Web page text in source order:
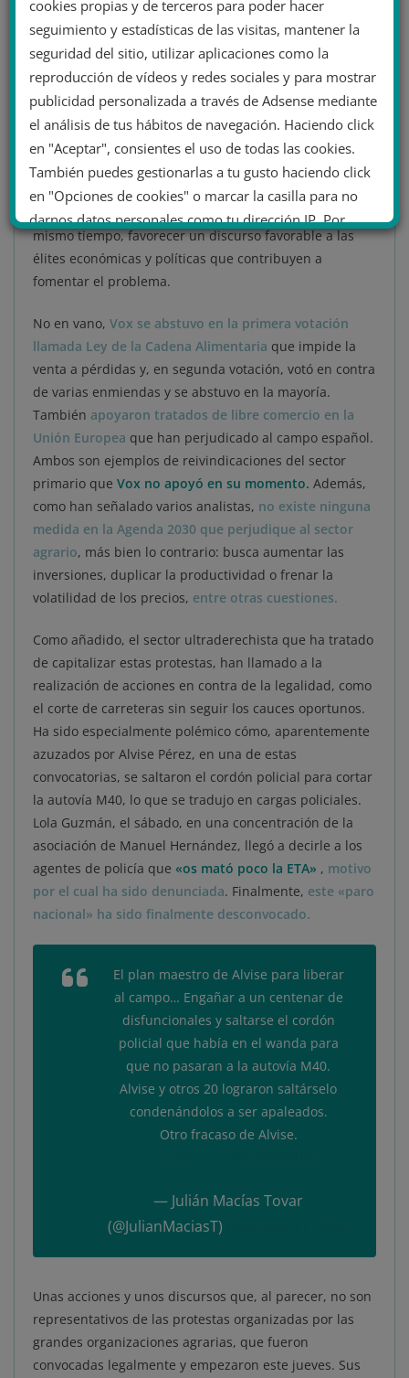
ideológicos, discursos contra la UE, incluso algunos
símbolos franquistas, apoyándose en teorías
pseudocientíficas y en la conspiración y apuntando en
la dirección equivocada.
Cuentas que han incluido al propio líder de Vox,
Santiago Abascal, a organizaciones afines comoel
sindicato Solidaridado al colectivo juvenilRevuelta,así
como a otros cargos menores que buscan, en plena
caída en los sondeos, de capitalizar el voto rural y, al
mismo tiempo, favorecer un discurso favorable a las
élites económicas y políticas que contribuyen a
fomentar el problema.
No en vano, Vox se abstuvo en la primera votación
llamada Ley de la Cadena Alimentaria que impide la
venta a pérdidas y, en segunda votación, votó en contra
de varias enmiendas y se abstuvo en la mayoría.
También apoyaron tratados de libre comercio en la
Unión Europea que han perjudicado al campo español.
Ambos son ejemplos de reivindicaciones del sector
primario que Vox no apoyó en su momento. Además,
como han señalado varios analistas, no existe ninguna
medida en la Agenda 2030 que perjudique al sector
agrario, más bien lo contrario: busca aumentar las
inversiones, duplicar la productividad o frenar la
volatilidad de los precios, entre otras cuestiones.
Como añadido, el sector ultraderechista que ha tratado
de capitalizar estas protestas, han llamado a la
realización de acciones en contra de la legalidad, como
el corte de carreteras sin seguir los cauces oportunos.
Ha sido especialmente polémico cómo, aparentemente
azuzados por Alvise Pérez, en una de estas
convocatorias, se saltaron el cordón policial para cortar
la autovía M40, lo que se tradujo en cargas policiales.
Lola Guzmán, el sábado, en una concentración de la
asociación de Manuel Hernández, llegó a decirle a los
agentes de policía que «os mató poco la ETA» , motivo
por el cual ha sido denunciada. Finalmente, este «paro
nacional» ha sido finalmente desconvocado.
El plan maestro de Alvise para liberar
al campo… Engañar a un centenar de
disfuncionales y saltarse el cordón
policial que había en el wanda para
que no pasaran a la autovía M40.
Alvise y otros 20 lograron saltárselo
condenándolos a ser apaleados.
Otro fracaso de Alvise.
— Julián Macías Tovar
(@JulianMaciasT)
Unas acciones y unos discursos que, al parecer, no son
representativos de las protestas organizadas por las
grandes organizaciones agrarias, que fueron
convocadas legalmente y empezaron este jueves. Sus
cookies propias y de terceros para poder hacer
seguimiento y estadísticas de las visitas, mantener la
seguridad del sitio, utilizar aplicaciones como la
reproducción de vídeos y redes sociales y para mostrar
publicidad personalizada a través de Adsense mediante
el análisis de tus hábitos de navegación. Haciendo click
en "Aceptar", consientes el uso de todas las cookies.
También puedes gestionarlas a tu gusto haciendo click
en "Opciones de cookies" o marcar la casilla para no
darnos datos personales como tu dirección IP. Por
último, puedes leer nuestra Política de cookies.
Opciones de cookies Aceptar cookies
Rechazar cookies Política de cookies